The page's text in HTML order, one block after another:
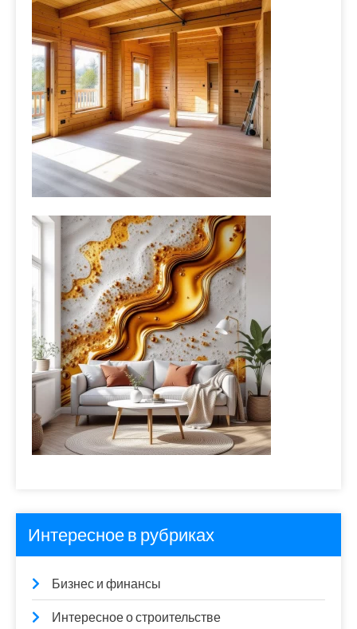
Интересное в рубриках
Бизнес и финансы
Интересное о строительстве